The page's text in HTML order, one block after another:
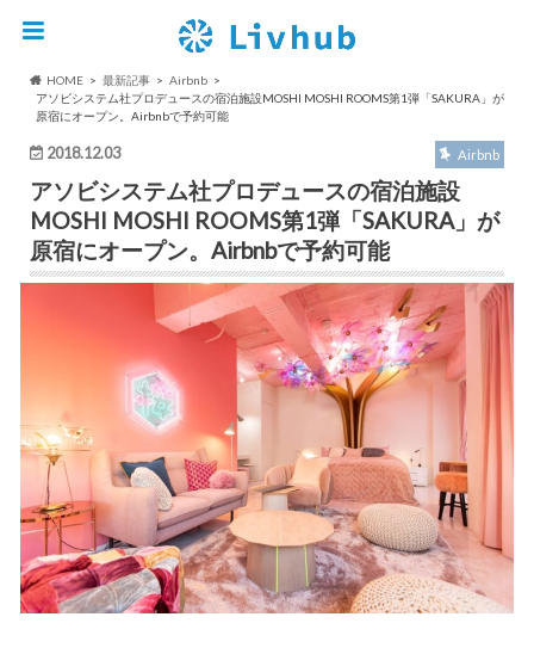
HOME 最新記事
Airbnb
アソビシステム社プロデュースの宿泊施設MOSHI MOSHI ROOMS第1弾「SAKURA」が
原宿にオープン。Airbnbで予約可能
2018.12.03 Airbnb
アソビシステム社プロデュースの宿泊施設
MOSHI MOSHI ROOMS第1弾「SAKURA」が
原宿にオープン。Airbnbで予約可能